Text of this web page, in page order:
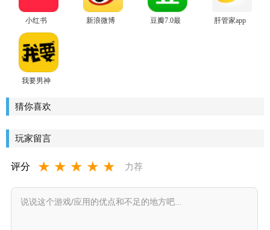
小红书
app2024最
新版
新浪微博
豆瓣7.0最
肝管家app
我要男神
猜你喜欢
玩家留言
评分 ★ ★ ★ ★ ★ 力荐